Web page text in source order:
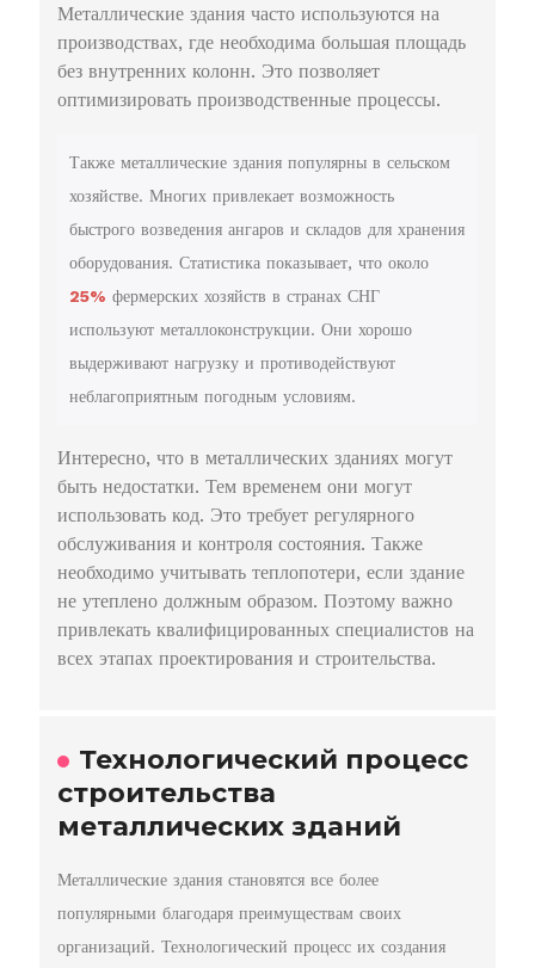
Металлические здания часто используются на
производствах, где необходима большая площадь
без внутренних колонн. Это позволяет
оптимизировать производственные процессы.
Также металлические здания популярны в сельском
хозяйстве. Многих привлекает возможность
быстрого возведения ангаров и складов для хранения
оборудования. Статистика показывает, что около
25% фермерских хозяйств в странах СНГ
используют металлоконструкции. Они хорошо
выдерживают нагрузку и противодействуют
неблагоприятным погодным условиям.
Интересно, что в металлических зданиях могут
быть недостатки. Тем временем они могут
использовать код. Это требует регулярного
обслуживания и контроля состояния. Также
необходимо учитывать теплопотери, если здание
не утеплено должным образом. Поэтому важно
привлекать квалифицированных специалистов на
всех этапах проектирования и строительства.
Технологический процесс
строительства
металлических зданий
Металлические здания становятся все более
популярными благодаря преимуществам своих
организаций. Технологический процесс их создания